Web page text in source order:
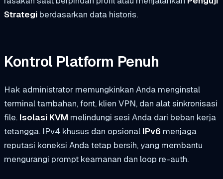
Strategi berdasarkan data historis.
Kontrol Platform Penuh
Hak administrator memungkinkan Anda menginstal
terminal tambahan, font, klien VPN, dan alat sinkronisasi
file. Isolasi KVM melindungi sesi Anda dari beban kerja
tetangga. IPv4 khusus dan opsional IPv6 menjaga
reputasi koneksi Anda tetap bersih, yang membantu
mengurangi prompt keamanan dan loop re-auth.